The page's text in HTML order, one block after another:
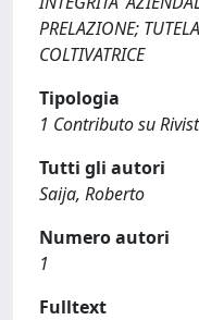
PRELAZIONE;
COLTIVATRICE
Tipologia
1 Contributo su
Tutti gli autori
Saija, Roberto
Numero autori
1
Fulltext